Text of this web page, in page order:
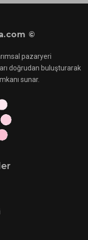
©
pazaryeri
doğrudan buluşturarak
sunar.